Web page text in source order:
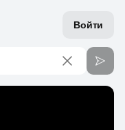
Войти